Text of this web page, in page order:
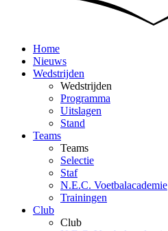
Home
Nieuws
Wedstrijden
Wedstrijden
Programma
Uitslagen
Stand
Teams
Teams
Selectie
Staf
N.E.C. Voetbalacademie
Trainingen
Club
Club